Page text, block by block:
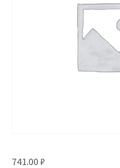
741.00 ₽